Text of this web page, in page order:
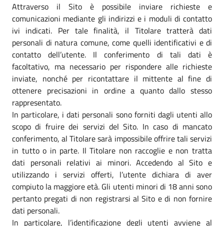
Attraverso il Sito è possibile inviare richieste e
comunicazioni mediante gli indirizzi e i moduli di contatto
ivi indicati. Per tale finalità, il Titolare tratterà dati
personali di natura comune, come quelli identificativi e di
contatto dell’utente. Il conferimento di tali dati è
facoltativo, ma necessario per rispondere alle richieste
inviate, nonché per ricontattare il mittente al fine di
ottenere precisazioni in ordine a quanto dallo stesso
rappresentato.
In particolare, i dati personali sono forniti dagli utenti allo
scopo di fruire dei servizi del Sito. In caso di mancato
conferimento, al Titolare sarà impossibile offrire tali servizi
in tutto o in parte. Il Titolare non raccoglie e non tratta
dati personali relativi ai minori. Accedendo al Sito e
utilizzando i servizi offerti, l’utente dichiara di aver
compiuto la maggiore età. Gli utenti minori di 18 anni sono
pertanto pregati di non registrarsi al Sito e di non fornire
dati personali.
In particolare, l’identificazione degli utenti avviene al